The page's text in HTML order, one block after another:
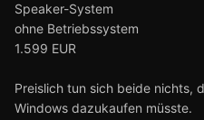
Speaker-System
ohne Betriebssystem
1.599 EUR
Preislich tun sich beide nichts,
Windows dazukaufen müsste.